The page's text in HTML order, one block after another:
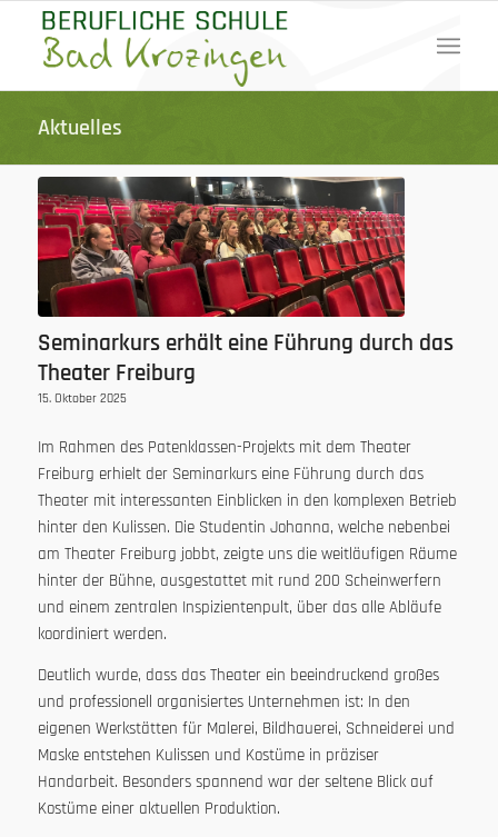
Aktuelles
Seminarkurs erhält eine Führung durch das
Theater Freiburg
15. Oktober 2025
Im Rahmen des Patenklassen-Projekts mit dem Theater
Freiburg erhielt der Seminarkurs eine Führung durch das
Theater mit interessanten Einblicken in den komplexen Betrieb
hinter den Kulissen. Die Studentin Johanna, welche nebenbei
am Theater Freiburg jobbt, zeigte uns die weitläufigen Räume
hinter der Bühne, ausgestattet mit rund 200 Scheinwerfern
und einem zentralen Inspizientenpult, über das alle Abläufe
koordiniert werden.
Deutlich wurde, dass das Theater ein beeindruckend großes
und professionell organisiertes Unternehmen ist: In den
eigenen Werkstätten für Malerei, Bildhauerei, Schneiderei und
Maske entstehen Kulissen und Kostüme in präziser
Handarbeit. Besonders spannend war der seltene Blick auf
Kostüme einer aktuellen Produktion.